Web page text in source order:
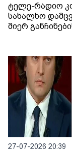
ტელე-რადიო
სახალხო
მიერ
27-07-2026 20:39